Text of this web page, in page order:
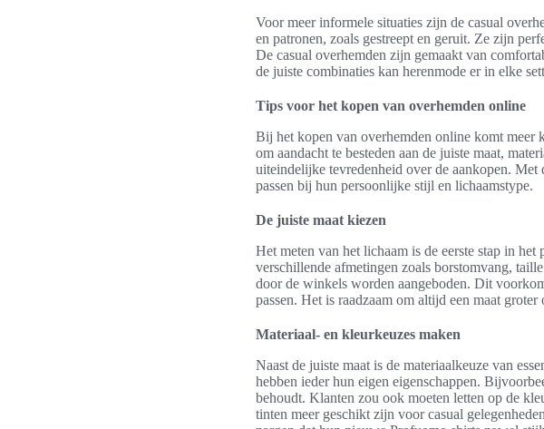
Voor meer informele situaties zijn de casual
en patronen, zoals gestreept en geruit. Ze zijn
De casual overhemden zijn gemaakt van
de juiste combinaties kan herenmode er in elke
Tips voor het kopen van overhemden online
Bij het kopen van overhemden online komt meer
om aandacht te besteden aan de juiste maat,
uiteindelijke tevredenheid over de aankopen.
passen bij hun persoonlijke stijl en lichaamstype.
De juiste maat kiezen
Het meten van het lichaam is de eerste stap in
verschillende afmetingen zoals borstomvang,
door de winkels worden aangeboden. Dit
passen. Het is raadzaam om altijd een maat
Materiaal- en kleurkeuzes maken
Naast de juiste maat is de materiaalkeuze van
hebben ieder hun eigen eigenschappen.
behoudt. Klanten zou ook moeten letten op de
tinten meer geschikt zijn voor casual